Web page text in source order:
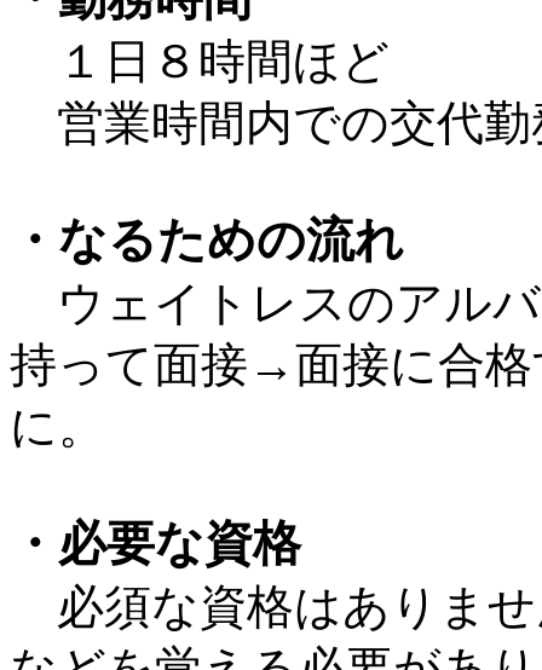
１日８時間ほど
営業時間内での交代勤
・なるための流れ
ウェイトレスのアル
持って面接→面接に合
に。
・必要な資格
必須な資格はありま